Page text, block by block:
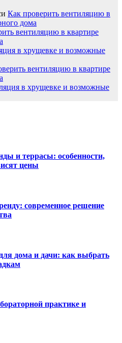
Как проверить вентиляцию в
дома
вентиляцию в квартире
в хрущевке и возможные
вентиляцию в квартире
в хрущевке и возможные
и террасы: особенности,
цены
современное решение
дома и дачи: как выбрать
практике и